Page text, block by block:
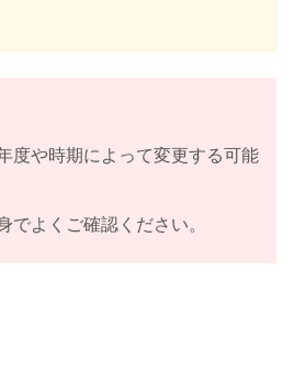
度や時期によって変更する可能
でよくご確認ください。